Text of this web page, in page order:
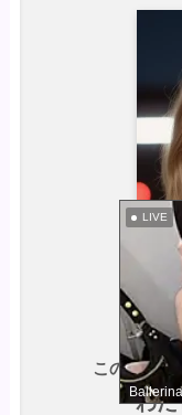
LIVE
このページ
わた